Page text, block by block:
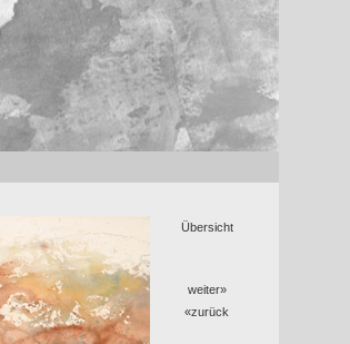
Übersicht
weiter»
«zurück